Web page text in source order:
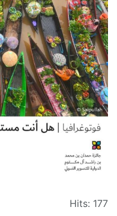
Hits: 177